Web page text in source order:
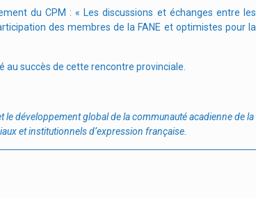
du CPM : « Les discussions et échanges entre les
des membres de la FANE et optimistes pour la
au succès de cette rencontre provinciale.
le développement global de la communauté acadienne de la
et institutionnels d’expression française.